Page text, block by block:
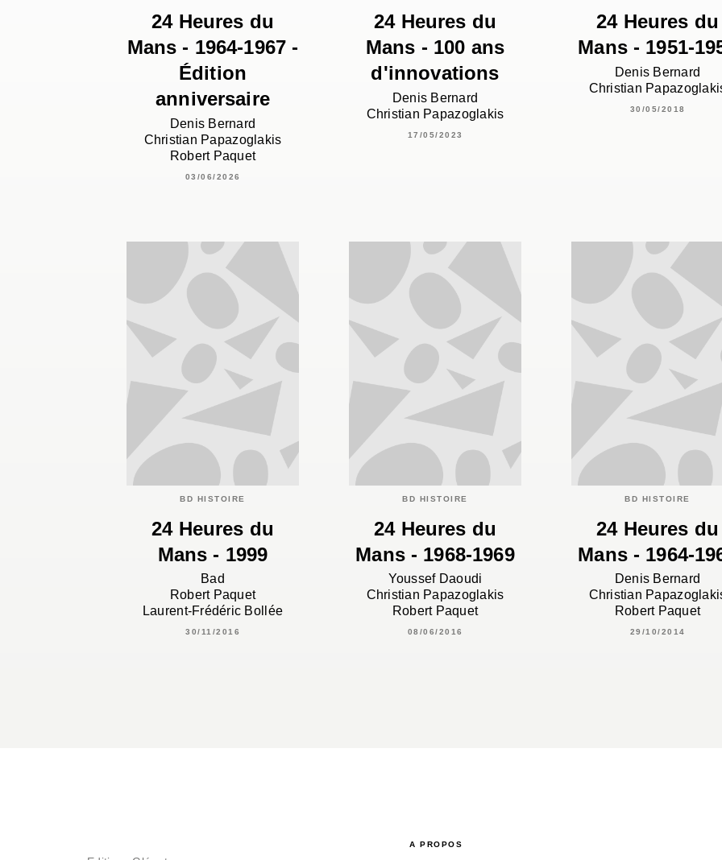
24 Heures du
Mans - 1964-1967 -
Édition
anniversaire
Denis Bernard
Christian Papazoglakis
Robert Paquet
03/06/2026
24 Heures du
Mans - 100 ans
d'innovations
Denis Bernard
Christian Papazoglakis
17/05/2023
24 Heures du
Mans - 1951-
Denis Bernard
Christian
30/05/2018
BD HISTOIRE
24 Heures du
Mans - 1999
Bad
Robert Paquet
Laurent-Frédéric Bollée
30/11/2016
BD HISTOIRE
24 Heures du
Mans - 1968-1969
Youssef Daoudi
Christian Papazoglakis
Robert Paquet
08/06/2016
BD HISTOIRE
24 Heures du
Mans - 1964-
Denis Bernard
Christian
Robert Paquet
29/10/2014
A PROPOS